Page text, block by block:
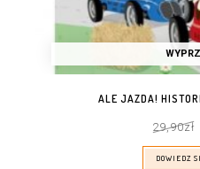
ALE JAZDA!
29,90zł
DOWIEDZ